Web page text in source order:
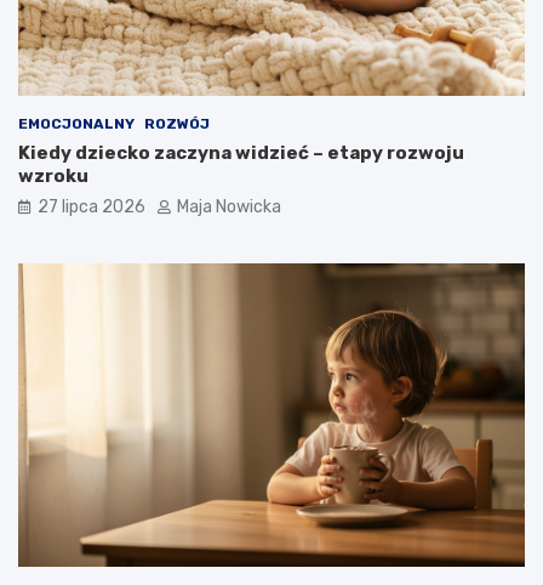
EMOCJONALNY ROZWÓJ
Kiedy dziecko zaczyna widzieć – etapy rozwoju
wzroku
27 lipca 2026 Maja Nowicka